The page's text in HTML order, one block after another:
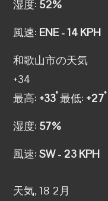
湿度: 52%
風速: ENE - 14 KPH
和歌山市の天気
+34
最高: +33°最低: +27°
湿度: 57%
風速:SW - 23 KPH
天気, 18 2月